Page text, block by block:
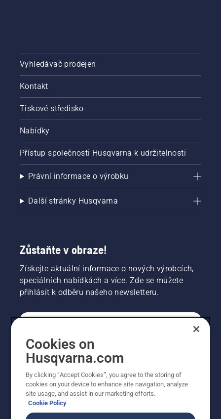
Vyhledávač prodejen
Kontakt
Tiskové středisko
Nabídky
Přístup společnosti Husqvarna k udržitelnosti
Právní informace o výrobku
Další stránky Husqvarna
Zůstaňte v obraze!
Získejte aktuální informace o nových výrobcích,
speciálních nabídkách a více. Zde se můžete
přihlásit k odběru našeho newsletteru.
PROFESIONÁLNÍ
Cookies on
Husqvarna.com
By clicking “Accept Cookies”, you agree to the storing of
cookies on your device to enhance site navigation, analyze
site usage, and assist in our marketing efforts.
Cookie Policy